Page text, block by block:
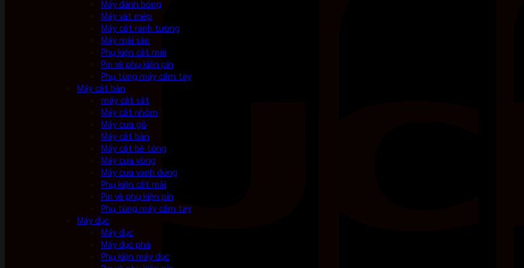
Máy đánh bóng
Máy vát mép
Máy cắt rãnh tường
Máy mài sàn
Phụ kiện cắt mài
Pin và phụ kiện pin
Phụ tùng máy cầm tay
Máy cắt bàn
máy cắt sắt
Máy cắt nhôm
Máy cưa gỗ
Máy cắt bàn
Máy cắt bê tông
Máy cưa vòng
Máy cưa vanh đứng
Phụ kiện cắt mài
Pin và phụ kiện pin
Phụ tùng máy cầm tay
Máy đục
Máy đục
Máy đục phá
Phụ kiện máy đục